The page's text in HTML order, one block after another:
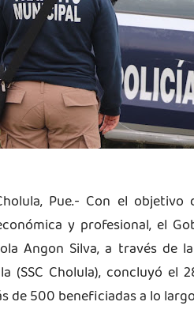
Pue.- Con el
y profesional, el
Angon Silva, a través de
(SSC Cholula), concluyó el
de 500 beneficiadas a lo